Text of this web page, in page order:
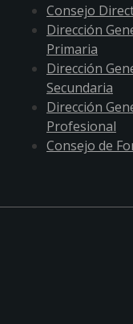
Consejo
Dirección
Primaria
Dirección
Secundaria
Dirección
Profesional
Consejo de